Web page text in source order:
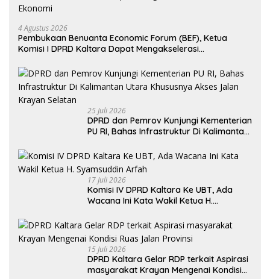
4 Agustus 2026
Pembukaan Benuanta Economic Forum (BEF), Ketua
Komisi I DPRD Kaltara Dapat Mengakselerasi
25 Juli 2026
DPRD dan Pemrov Kunjungi Kementerian
PU RI, Bahas Infrastruktur Di Kalimantan
Selatan
17 Juli 2026
Komisi IV DPRD Kaltara Ke UBT, Ada
Wacana Ini Kata Wakil Ketua H.
15 Juli 2026
DPRD Kaltara Gelar RDP terkait Aspirasi
masyarakat Krayan Mengenai Kondisi